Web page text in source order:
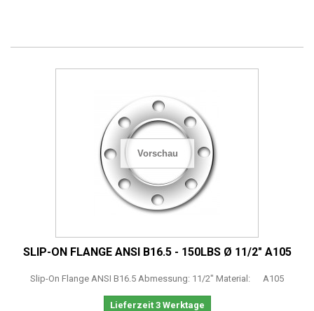
Vorschau
SLIP-ON FLANGE ANSI B16.5 - 150LBS Ø 11/2" A105
Slip-On Flange ANSI B16.5 Abmessung: 11/2" Material: A105
Lieferzeit 3 Werktage